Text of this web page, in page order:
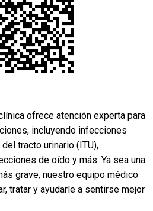
ofrece atención experta para
incluyendo infecciones
tracto urinario (ITU),
de oído y más. Ya sea una
grave, nuestro equipo médico
tratar y ayudarle a sentirse mejor